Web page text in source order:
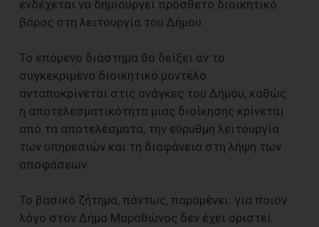
ενδέχεται να δημιουργεί πρόσθετο διοικητικό
βάρος στη λειτουργία του Δήμου.
Το επόμενο διάστημα θα δείξει αν το
συγκεκριμένο διοικητικό μοντέλο
ανταποκρίνεται στις ανάγκες του Δήμου, καθώς
η αποτελεσματικότητα μιας διοίκησης κρίνεται
από τα αποτελέσματα, την εύρυθμη λειτουργία
των υπηρεσιών και τη διαφάνεια στη λήψη των
αποφάσεων.
Το βασικό ζήτημα, πάντως, παραμένει: για ποιον
λόγο στον Δήμο Μαραθώνος δεν έχει οριστεί